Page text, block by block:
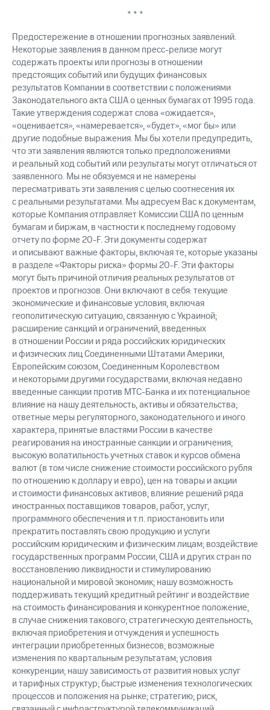
* * *
Предостережение в отношении прогнозных заявлений.
Некоторые заявления в данном пресс-релизе могут
содержать проекты или прогнозы в отношении
предстоящих событий или будущих финансовых
результатов Компании в соответствии с положениями
Законодательного акта США о ценных бумагах от 1995 года.
Такие утверждения содержат слова «ожидается»,
«оценивается», «намеревается», «будет», «мог бы» или
другие подобные выражения. Мы бы хотели предупредить,
что эти заявления являются только предположениями
и реальный ход событий или результаты могут отличаться от
заявленного. Мы не обязуемся и не намерены
пересматривать эти заявления с целью соотнесения их
с реальными результатами. Мы адресуем Вас к документам,
которые Компания отправляет Комиссии США по ценным
бумагам и биржам, в частности к последнему годовому
отчету по форме20-F.Эти документы содержат
и описывают важные факторы, включая те, которые указаны
в разделе «Факторы риска» формы20-F.Эти факторы
могут быть причиной отличия реальных результатов от
проектов и прогнозов. Они включают в себя: текущие
экономические и финансовые условия, включая
геополитическую ситуацию, связанную с Украиной;
расширение санкций и ограничений, введенных
в отношении России и ряда российских юридических
и физических лиц Соединенными Штатами Америки,
Европейским союзом, Соединенным Королевством
и некоторыми другими государствами, включая недавно
введенные санкции против МТС-Банка и их потенциальное
влияние на нашу деятельность, активы и обязательства;
ответные меры регуляторного, законодательного и иного
характера, принятые властями России в качестве
реагирования на иностранные санкции и ограничения;
высокую волатильность учетных ставок и курсов обмена
валют (в том числе снижение стоимости российского рубля
по отношению к доллару и евро), цен на товары и акции
и стоимости финансовых активов; влияние решений ряда
иностранных поставщиков товаров, работ, услуг,
программного обеспечения и т.п. приостановить или
прекратить поставлять свою продукцию и услуги
российским юридическим и физическим лицам; воздействие
государственных программ России, США и других стран по
восстановлению ликвидности и стимулированию
национальной и мировой экономик; нашу возможность
поддерживать текущий кредитный рейтинг и воздействие
на стоимость финансирования и конкурентное положение,
в случае снижения такового; стратегическую деятельность,
включая приобретения и отчуждения и успешность
интеграции приобретенных бизнесов; возможные
изменения по квартальным результатам; условия
конкуренции; нашу зависимость от развития новых услуг
и тарифных структур; быстрые изменения технологических
процессов и положения на рынке; стратегию; риск,